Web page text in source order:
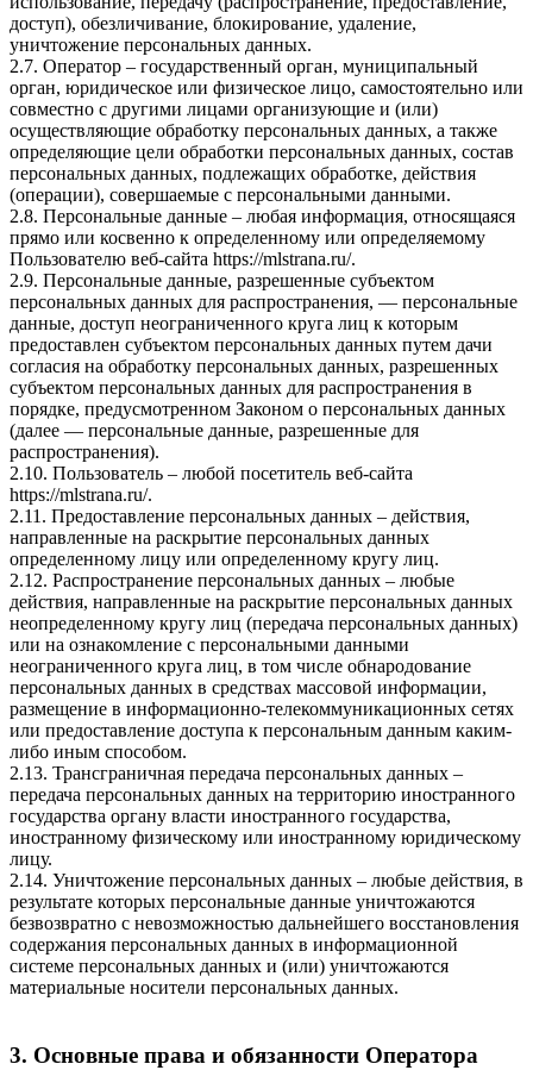
доступ), обезличивание, блокирование, удаление,
уничтожение персональных данных.
2.7. Оператор – государственный орган, муниципальный
орган, юридическое или физическое лицо, самостоятельно или
совместно с другими лицами организующие и (или)
осуществляющие обработку персональных данных, а также
определяющие цели обработки персональных данных, состав
персональных данных, подлежащих обработке, действия
(операции), совершаемые с персональными данными.
2.8. Персональные данные – любая информация, относящаяся
прямо или косвенно к определенному или определяемому
Пользователю веб-сайта https://mlstrana.ru/.
2.9. Персональные данные, разрешенные субъектом
персональных данных для распространения, — персональные
данные, доступ неограниченного круга лиц к которым
предоставлен субъектом персональных данных путем дачи
согласия на обработку персональных данных, разрешенных
субъектом персональных данных для распространения в
порядке, предусмотренном Законом о персональных данных
(далее — персональные данные, разрешенные для
распространения).
2.10. Пользователь – любой посетитель веб-сайта
https://mlstrana.ru/.
2.11. Предоставление персональных данных – действия,
направленные на раскрытие персональных данных
определенному лицу или определенному кругу лиц.
2.12. Распространение персональных данных – любые
действия, направленные на раскрытие персональных данных
неопределенному кругу лиц (передача персональных данных)
или на ознакомление с персональными данными
неограниченного круга лиц, в том числе обнародование
персональных данных в средствах массовой информации,
размещение в информационно-телекоммуникационных сетях
или предоставление доступа к персональным данным каким-
либо иным способом.
2.13. Трансграничная передача персональных данных –
передача персональных данных на территорию иностранного
государства органу власти иностранного государства,
иностранному физическому или иностранному юридическому
лицу.
2.14. Уничтожение персональных данных – любые действия, в
результате которых персональные данные уничтожаются
безвозвратно с невозможностью дальнейшего восстановления
содержания персональных данных в информационной
системе персональных данных и (или) уничтожаются
материальные носители персональных данных.
3. Основные права и обязанности Оператора